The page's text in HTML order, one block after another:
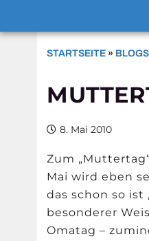
STARTSEITE » BLOGS
8. Mai 2010
Zum
Mai wird eben
das schon so
besonderer
Omatag –